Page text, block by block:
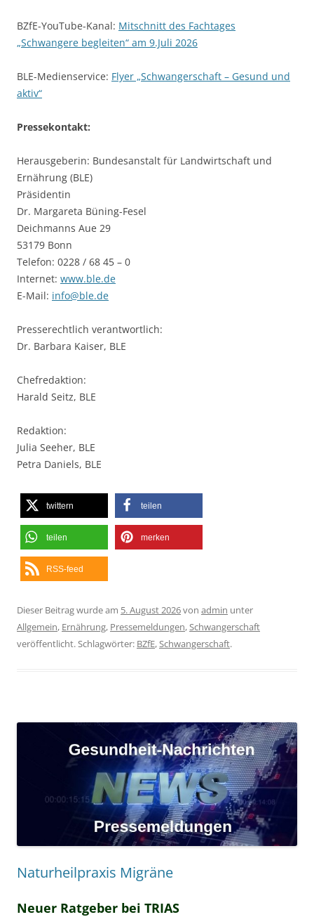
BZfE-YouTube-Kanal: Mitschnitt des Fachtages
„Schwangere begleiten“ am 9.Juli 2026
BLE-Medienservice: Flyer „Schwangerschaft – Gesund und
aktiv“
Pressekontakt:
Herausgeberin: Bundesanstalt für Landwirtschaft und
Ernährung (BLE)
Präsidentin
Dr. Margareta Büning-Fesel
Deichmanns Aue 29
53179 Bonn
Telefon: 0228 / 68 45 – 0
Internet: www.ble.de
E-Mail: info@ble.de
Presserechtlich verantwortlich:
Dr. Barbara Kaiser, BLE
Chefredaktion:
Harald Seitz, BLE
Redaktion:
Julia Seeher, BLE
Petra Daniels, BLE
twittern teilen
teilen merken
RSS-feed
Dieser Beitrag wurde am 5. August 2026von admin unter
Allgemein, Ernährung, Pressemeldungen,Schwangerschaft
veröffentlicht. Schlagwörter: BZfE,Schwangerschaft.
Naturheilpraxis Migräne
Neuer Ratgeber bei TRIAS